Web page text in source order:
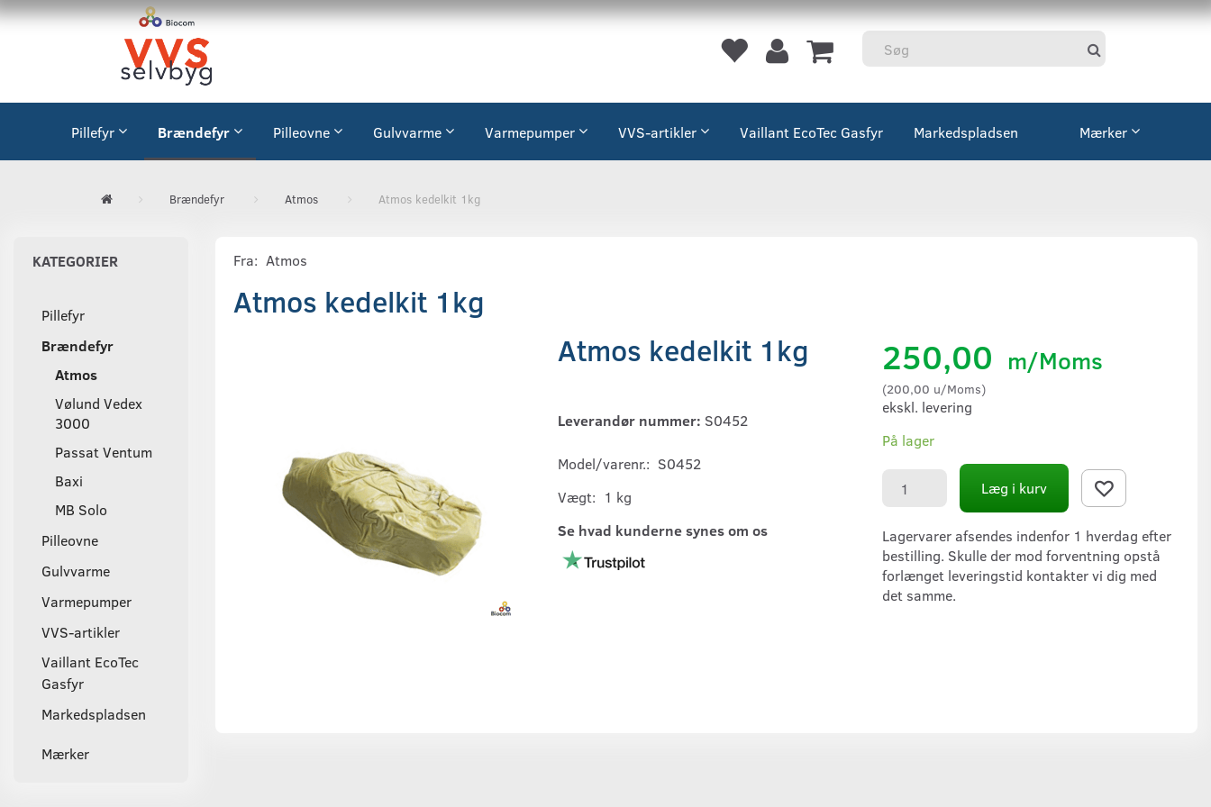
Pillefyr Brændefyr Pilleovne Gulvvarme Varmepumper VVS-artikler Vaillant EcoTec Gasfyr Markedspladsen Mærker
Brændefyr Atmos Atmos kedelkit 1kg
KATEGORIER
Pillefyr
Brændefyr
Atmos
Vølund Vedex
3000
Passat Ventum
Baxi
MB Solo
Pilleovne
Gulvvarme
Varmepumper
VVS-artikler
Vaillant EcoTec
Gasfyr
Markedspladsen
Mærker
Fra: Atmos
Atmos kedelkit 1kg
Atmos kedelkit 1kg
Leverandør nummer: S0452
Model/varenr.: S0452
Vægt: 1 kg
Se hvad kunderne synes om os
250,00 m/Moms
(200,00 u/Moms)
ekskl. levering
På lager
Læg i kurv
Lagervarer afsendes indenfor 1 hverdag efter
bestilling. Skulle der mod forventning opstå
forlænget leveringstid kontakter vi dig med
det samme.